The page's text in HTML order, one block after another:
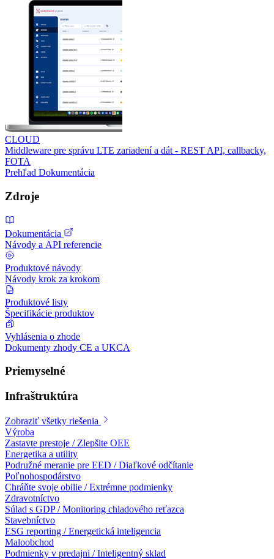
CLOUD
Middleware pre správu LTE zariadení a dát - REST API, callbacky,
FOTA
Prehľad Dokumentácia
Zdroje
Dokumentácia
Návody a API referencie
Produktové návody
Návody krok za krokom
Produktové listy
Špecifikácie produktov
Vyhlásenia o zhode
Dokumenty zhody CE a UKCA
Priemyselné
Infraštruktúra
Zobraziť všetky riešenia
Výroba
Zastavte prestoje / Zlepšite OEE
Energetika a utility
Podružné meranie pre EED / Diaľkové odčítanie
Poľnohospodárstvo
Chráňte svoje obilie / Extrémne podmienky
Zdravotníctvo
Súlad s GDP / Monitoring chladového reťazca
Stavebníctvo
ESG reporting / Energetická inteligencia
Maloobchod
Podmienky v predajni / Inteligentný sklad